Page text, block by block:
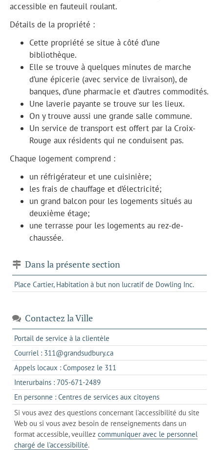
accessible en fauteuil roulant.
Détails de la propriété :
Cette propriété se situe à côté d’une
bibliothèque.
Elle se trouve à quelques minutes de marche
d’une épicerie (avec service de livraison), de
banques, d’une pharmacie et d’autres commodités.
Une laverie payante se trouve sur les lieux.
On y trouve aussi une grande salle commune.
Un service de transport est offert par la Croix-
Rouge aux résidents qui ne conduisent pas.
Chaque logement comprend :
un réfrigérateur et une cuisinière;
les frais de chauffage et d’électricité;
un grand balcon pour les logements situés au
deuxième étage;
une terrasse pour les logements au rez-de-
chaussée.
Dans la présente section
Place Cartier, Habitation à but non lucratif de Dowling Inc.
Contactez la Ville
Portail de service à la clientèle
dans
un
nouvel
Courriel : 311@grandsudbury.cas'ouvre
dans
votre
de
messagerie
Appels locaux : Composez le 311
dans
un
client
de
votre
téléphone
Interurbains : 705-671-2489s'ouvre
dans
un
client
de
votre
En personne : Centres de services aux citoyenss'ouvre
dans
l'onglet
actuel
Si vous avez des questions concernant l'accessibilité du site
Web ou si vous avez besoin de renseignements dans un
format accessible, veuillez communiquer avec le personnel
chargé de l'accessibilité.